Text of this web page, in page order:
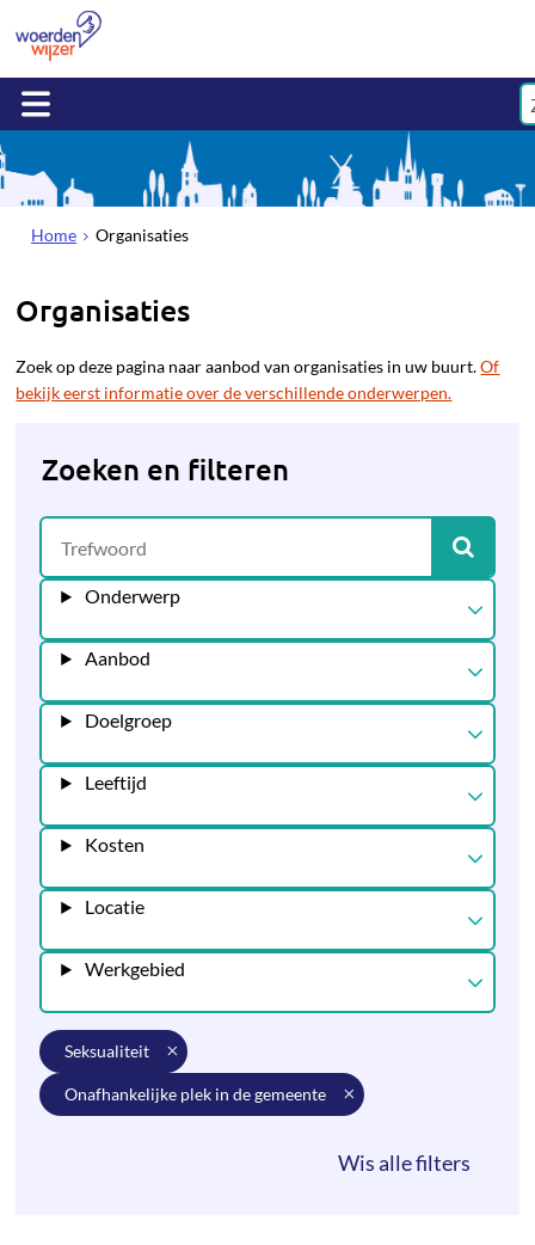
Home Organisaties
Organisaties
Zoek op deze pagina naar aanbod van organisaties in uw buurt.Of
bekijk eerst informatie over de verschillende onderwerpen.
Zoeken en filteren
Onderwerp
Aanbod
Doelgroep
Leeftijd
Kosten
Locatie
Werkgebied
seksualiteit
onafhankelijke plek in de gemeente